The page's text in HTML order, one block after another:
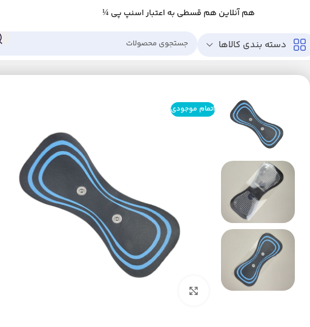
هم آنلاین هم قسطی به اعتبار اسنپ پی ¼
دسته بندی کالاها
اتمام موجودی